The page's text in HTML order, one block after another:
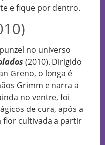
e fique por dentro.
no universo
(2010). Dirigido
Greno, o longa é
Grimm e narra a
no ventre, foi
de cura, após a
flor cultivada a partir